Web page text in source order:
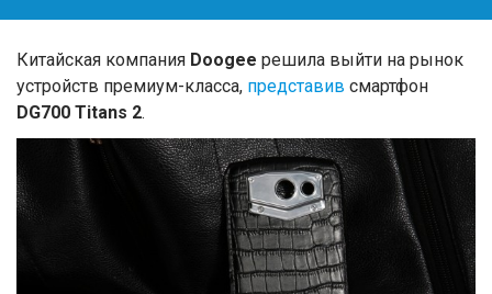
Китайская компания Doogee решила выйти на рынок
устройств премиум-класса, представив смартфон
DG700 Titans 2.